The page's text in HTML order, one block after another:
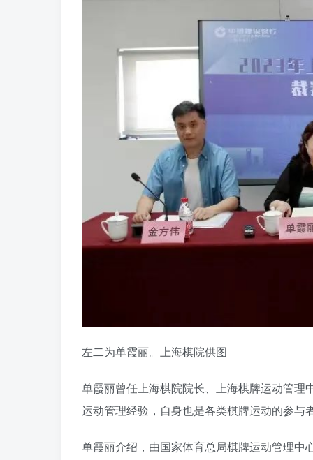
左二为单霞丽。上海棋院供图
单霞丽曾任上海棋院院长、上海棋牌运动管
运动管理经验，自身也是各类棋牌运动的参与
单霞丽介绍，由国家体育总局棋牌运动管理